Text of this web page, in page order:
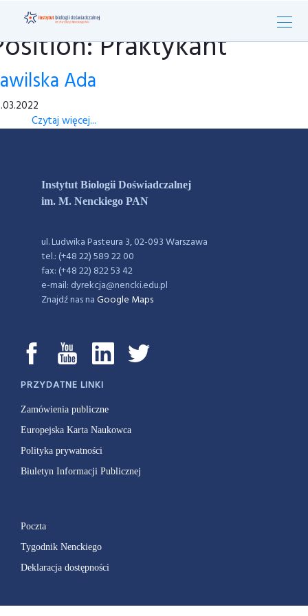
Praktykant
Ada
Czytaj więcej...
Instytut Biologii Doświadczalnej
im. M. Nenckiego PAN
ul. Ludwika Pasteura 3, 02-093 Warszawa
tel.: (+48 22) 589 22 00
fax: (+48 22) 822 53 42
e-mail: dyrekcja@nencki.edu.pl
Znajdź nas naGoogle Maps
PRZYDATNE LINKI
Zamówienia publiczne
Europejska Karta Naukowca
Polityka prywatności
Biuletyn Informacji Publicznej
Poczta
Tygodnik Nenckiego
Deklaracja dostępności